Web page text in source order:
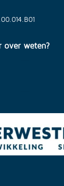
over weten?